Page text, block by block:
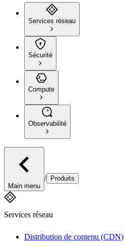
Services réseau
Sécurité
Compute
Observabilité
Main menu
/ Produits
Services réseau
Distribution de contenu (CDN)